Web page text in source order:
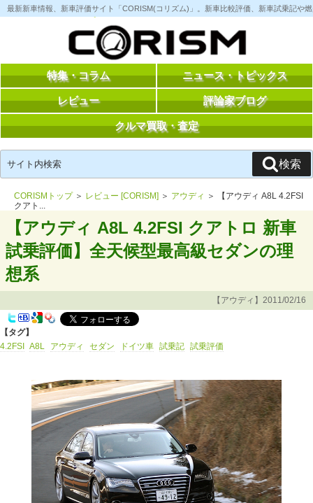
コ
ン
へ
最新新車情報、新車評価サイト「CORISM(コリズム)」。新車比較評価、新車試乗記や
特集・コラム ニュース・トピックス
レビュー 評論家ブログ
クルマ買取・査定
索:
検索
CORISMトップ＞ レビュー [CORISM] ＞ アウディ ＞ 【アウディ A8L 4.2FSI
クアト...
【アウディ A8L 4.2FSI クアトロ 新車
試乗評価】全天候型最高級セダンの理
想系
【アウディ】2011/02/16
【タグ】
4.2FSI
A8L アウディ セダン ドイツ車 試乗記 試乗評価